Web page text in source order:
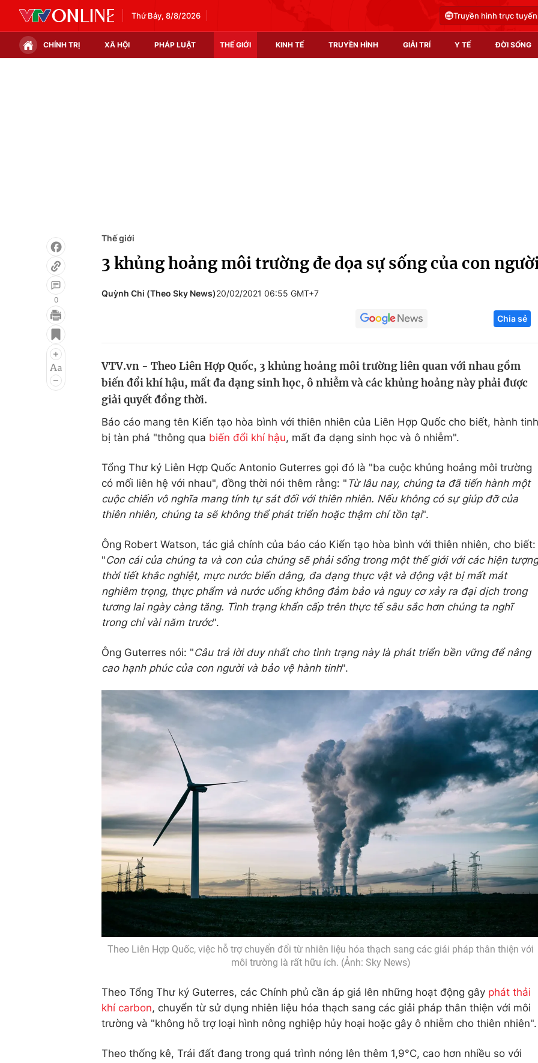
Thứ Bảy, 8/8/2026 Truyền hình trực tuyến
CHÍNH TRỊ XÃ HỘI PHÁP LUẬT THẾ GIỚI KINH TẾ TRUYỀN HÌNH GIẢI TRÍ Y TẾ ĐỜI SỐNG
Infographic
Điện ảnh
Âm nhạc
Làm đẹp
Chất lượng cuộc sống
Học trực tuyến
Công nghệ
Sản phẩm
Tư vấn
0
Thế giới
3 khủng hoảng môi trường đe dọa sự sống của con
Quỳnh Chi (Theo Sky News)20/02/2021 06:55 GMT+7
Chia sẻ
VTV.vn - Theo Liên Hợp Quốc, 3 khủng hoảng môi trường liên quan với nhau gồm
biến đổi khí hậu, mất đa dạng sinh học, ô nhiễm và các khủng hoảng này phải được
giải quyết đồng thời.
Báo cáo mang tên Kiến tạo hòa bình với thiên nhiên của Liên Hợp Quốc cho biết, hành tinh
bị tàn phá "thông qua biến đổi khí hậu, mất đa dạng sinh học và ô nhiễm".
Tổng Thư ký Liên Hợp Quốc Antonio Guterres gọi đó là "ba cuộc khủng hoảng môi trường
có mối liên hệ với nhau", đồng thời nói thêm rằng: " Từ lâu nay, chúng ta đã tiến hành một
cuộc chiến vô nghĩa mang tính tự sát đối với thiên nhiên. Nếu không có sự giúp đỡ của
thiên nhiên, chúng ta sẽ không thể phát triển hoặc thậm chí tồn tại".
Ông Robert Watson, tác giả chính của báo cáo Kiến tạo hòa bình với thiên nhiên, cho biết:
"Con cái của chúng ta và con của chúng sẽ phải sống trong một thế giới với các hiện tượng
thời tiết khắc nghiệt, mực nước biển dâng, đa dạng thực vật và động vật bị mất mát
nghiêm trọng, thực phẩm và nước uống không đảm bảo và nguy cơ xảy ra đại dịch trong
tương lai ngày càng tăng. Tình trạng khẩn cấp trên thực tế sâu sắc hơn chúng ta nghĩ
trong chỉ vài năm trước".
Ông Guterres nói: "Câu trả lời duy nhất cho tình trạng này là phát triển bền vững để nâng
cao hạnh phúc của con người và bảo vệ hành tinh".
Theo Liên Hợp Quốc, việc hỗ trợ chuyển đổi từ nhiên liệu hóa thạch sang các giải pháp thân thiện với
môi trường là rất hữu ích. (Ảnh: Sky News)
Theo Tổng Thư ký Guterres, các Chính phủ cần áp giá lên những hoạt động gây phát thải
khí carbon, chuyển từ sử dụng nhiên liệu hóa thạch sang các giải pháp thân thiện với môi
trường và "không hỗ trợ loại hình nông nghiệp hủy hoại hoặc gây ô nhiễm cho thiên nhiên".
Theo thống kê, Trái đất đang trong quá trình nóng lên thêm 1,9°C, cao hơn nhiều so với